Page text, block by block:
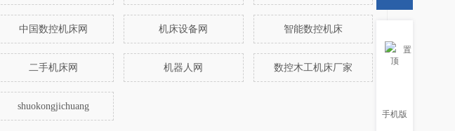
中国数控机床网 机床设备网 智能数控机床
二手机床网 机器人网 数控木工机床厂家
shuokongjichuang
置
顶
手机版